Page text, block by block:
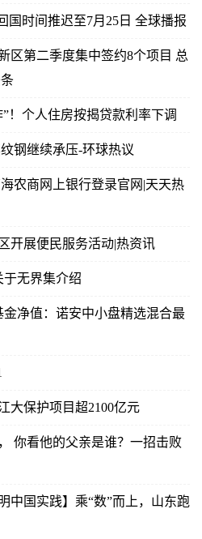
国时间推迟至7月25日 全球播报
区第二季度集中签约8个项目 总
！个人住房按揭贷款利率下调
钢继续承压-环球热议
农商网上银行登录官网|天天热
开展便民服务活动|热资讯
于无界集介绍
净值：诺安中小盘精选混合最
大保护项目超2100亿元
你看他的父亲是谁？一招击败
中国实践】乘“数”而上，山东跑